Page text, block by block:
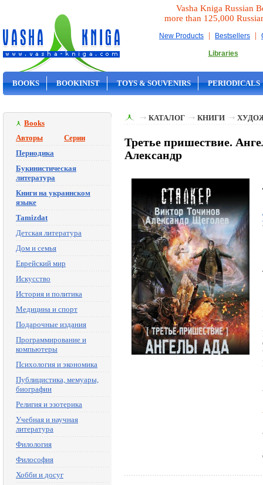
Vasha Kniga Russian
more than 125,000
New Products | Bestsellers |
Libraries
BOOKS BOOKINIST TOYS & SOUVENIRS PERIODICALS
Books
Авторы
Серии
Периодика
Букинистическая
литература
Книги на украинском
языке
Tamizdat
Детская литература
Дом и семья
Еврейский мир
Искусство
История и политика
Медицина и спорт
Подарочные издания
Программирование и
компьютеры
Психология и экономика
Публицистика, мемуары,
биографии
Религия и эзотерика
Учебная и научная
литература
Филология
Философия
Хобби и досуг
КАТАЛОГ КНИГИ
Третье пришествие.
Александр